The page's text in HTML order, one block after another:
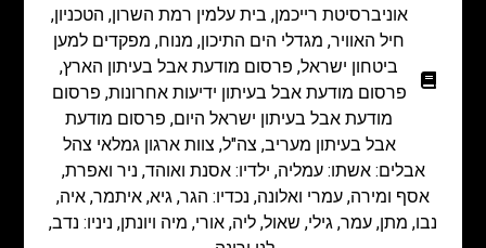
אוניברסיטת רייכמן, בית עלמין רמת השרון, הטכניון,
חיל האוויר, מגדלי הים התיכון, מנוח, מפקדים למען
ביטחון ישראל, פרסום מודעת אבל בעיתון הארץ,
פרסום מודעת אבל בעיתון ידיעות אחרונות, פרסום
מודעת אבל בעיתון ישראל היום, פרסום מודעת
אבל בעיתון מעריב, צה"ל, צוות ארגון גמלאי צהל
אבלים: אשתו: עמליה, ילדיו: אסנת ואוהד, ניר ואפרת,
אסף ומירה, עמרי ואלונה, נכדיו: הגר, גיא, איתמר, איה,
נבו, מתן, עמר, גילי, שאול, ליה, אורי, מיה ויונתן, ניניו: נדב,